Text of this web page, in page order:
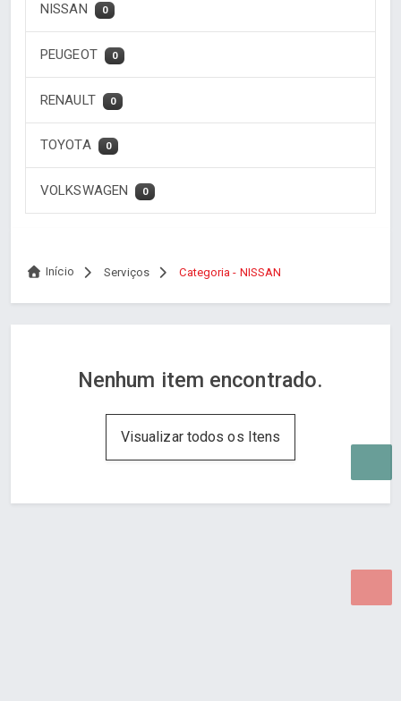
NISSAN 0
PEUGEOT 0
RENAULT 0
TOYOTA 0
VOLKSWAGEN 0
Início Serviços Categoria - NISSAN
Nenhum item encontrado.
Visualizar todos os Itens